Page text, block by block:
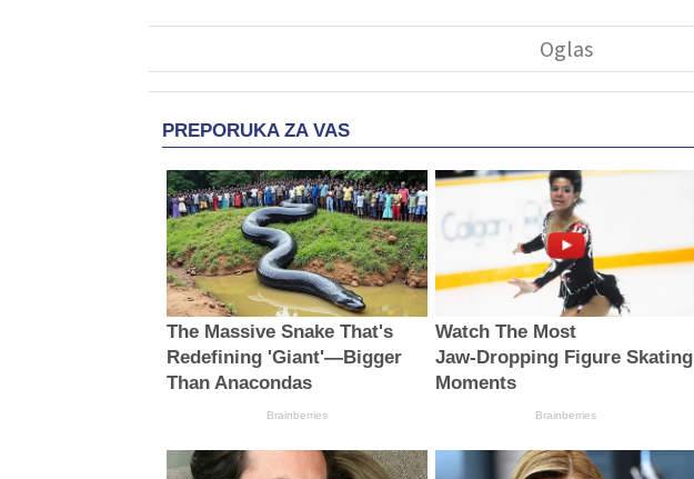
PREPORUKA ZA VAS
The Massive Snake That's
Redefining 'Giant'—Bigger
Than Anacondas
Brainberries
Watch The Most
Jaw‑Dropping Figure Skating
Moments
Brainberries